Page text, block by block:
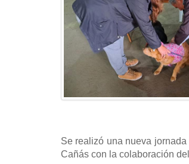
Se realizó una nueva
Cañás con la colaboración